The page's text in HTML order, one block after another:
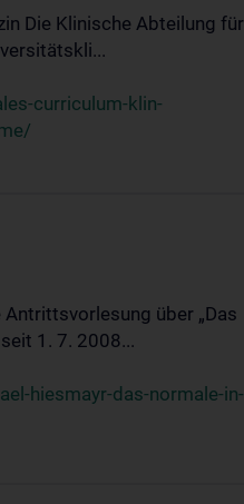
Die Klinische Abteilung für
curriculum-klin-
über „Das
1. 7. 2008...
hiesmayr-das-normale-in-